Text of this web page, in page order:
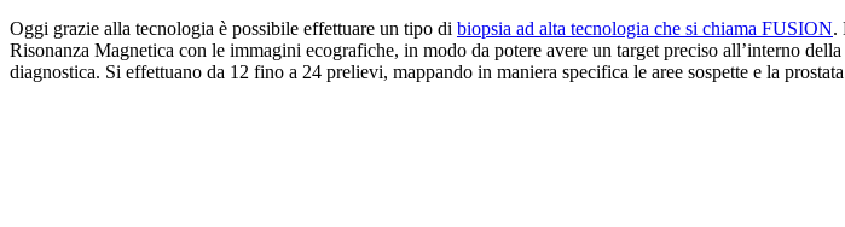
Oggi grazie alla tecnologia è possibile effettuare un tipo di biopsia ad alta tecnologia che si chiama FUSION.
Risonanza Magnetica con le immagini ecografiche, in modo da potere avere un target preciso all’interno
diagnostica. Si effettuano da 12 fino a 24 prelievi, mappando in maniera specifica le aree sospette e la